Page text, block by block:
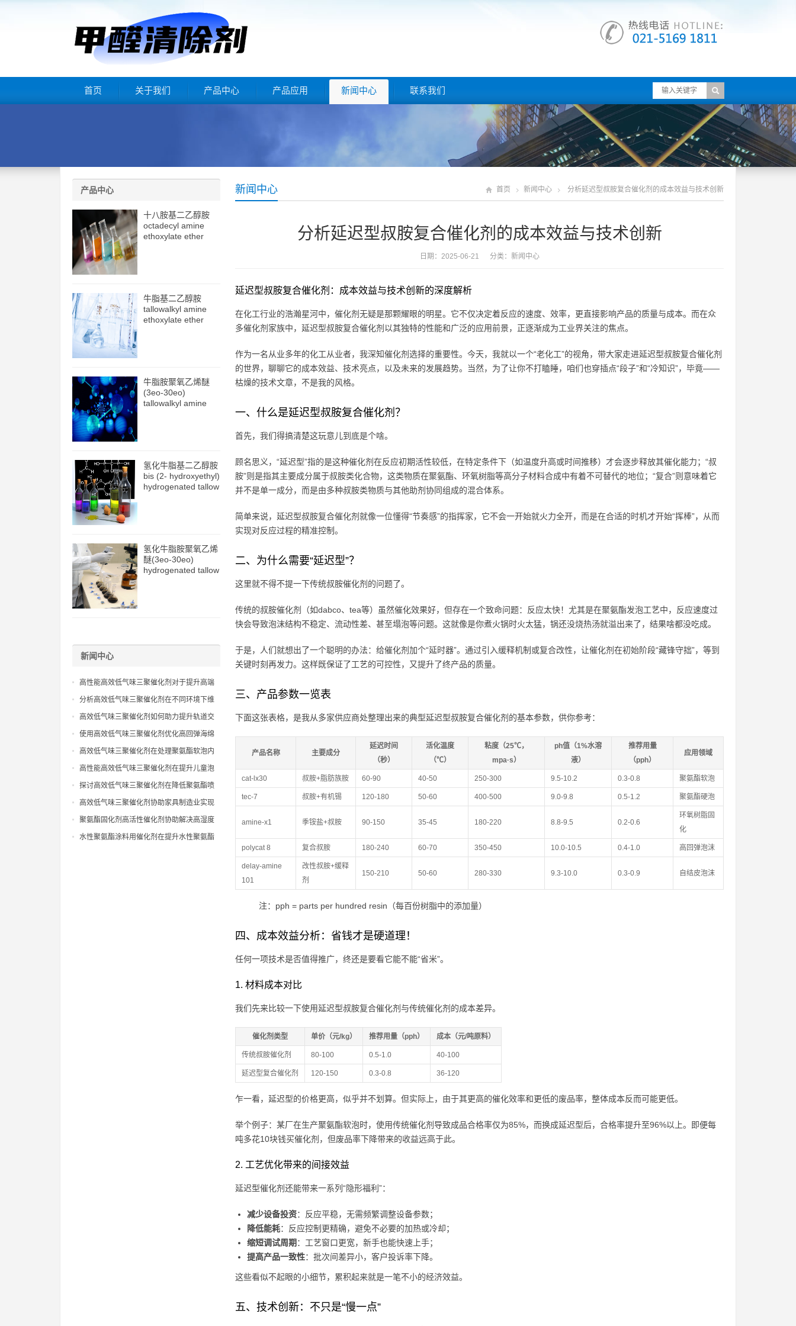
首页 关于我们 产品中心 产品应用 新闻中心 联系我们
新闻中心 首页 新闻中心 分析延迟型叔胺复合催化剂的成本效益与技术创新
分析延迟型叔胺复合催化剂的成本效益与技术创新
日期：2025-06-21 分类： 新闻中心
延迟型叔胺复合催化剂：成本效益与技术创新的深度解析
在化工行业的浩瀚星河中，催化剂无疑是那颗耀眼的明星。它不仅决定着反应的速度、效率，更直接影响产品的质量与成本。而在众
多催化剂家族中，延迟型叔胺复合催化剂以其独特的性能和广泛的应用前景，正逐渐成为工业界关注的焦点。
作为一名从业多年的化工从业者，我深知催化剂选择的重要性。今天，我就以一个“老化工”的视角，带大家走进延迟型叔胺复合催化剂
的世界，聊聊它的成本效益、技术亮点，以及未来的发展趋势。当然，为了让你不打瞌睡，咱们也穿插点“段子”和“冷知识”，毕竟——
枯燥的技术文章，不是我的风格。
一、什么是延迟型叔胺复合催化剂？
首先，我们得搞清楚这玩意儿到底是个啥。
顾名思义，“延迟型”指的是这种催化剂在反应初期活性较低，在特定条件下（如温度升高或时间推移）才会逐步释放其催化能力；“叔
胺”则是指其主要成分属于叔胺类化合物，这类物质在聚氨酯、环氧树脂等高分子材料合成中有着不可替代的地位；“复合”则意味着它
并不是单一成分，而是由多种叔胺类物质与其他助剂协同组成的混合体系。
简单来说，延迟型叔胺复合催化剂就像一位懂得“节奏感”的指挥家，它不会一开始就火力全开，而是在合适的时机才开始“挥棒”，从而
实现对反应过程的精准控制。
二、为什么需要“延迟型”？
这里就不得不提一下传统叔胺催化剂的问题了。
传统的叔胺催化剂（如dabco、tea等）虽然催化效果好，但存在一个致命问题：反应太快！尤其是在聚氨酯发泡工艺中，反应速度过
快会导致泡沫结构不稳定、流动性差、甚至塌泡等问题。这就像是你煮火锅时火太猛，锅还没烧热汤就溢出来了，结果啥都没吃成。
于是，人们就想出了一个聪明的办法：给催化剂加个“延时器”。通过引入缓释机制或复合改性，让催化剂在初始阶段“藏锋守拙”，等到
关键时刻再发力。这样既保证了工艺的可控性，又提升了终产品的质量。
三、产品参数一览表
下面这张表格，是我从多家供应商处整理出来的典型延迟型叔胺复合催化剂的基本参数，供你参考：
产品名称 主要成分
延迟时间
（秒）
活化温度
（℃）
粘度（25℃，
mpa·s）
ph值（1%水溶
液）
推荐用量
（pph）
应用领域
cat-lx30 叔胺+脂肪族胺 60-90 40-50 250-300 9.5-10.2 0.3-0.8 聚氨酯软泡
tec-7 叔胺+有机锡 120-180 50-60 400-500 9.0-9.8 0.5-1.2 聚氨酯硬泡
amine-x1 季铵盐+叔胺 90-150 35-45 180-220 8.8-9.5 0.2-0.6
环氧树脂固
化
polycat 8 复合叔胺 180-240 60-70 350-450 10.0-10.5 0.4-1.0 高回弹泡沫
delay-amine
101
改性叔胺+缓释
剂
150-210 50-60 280-330 9.3-10.0 0.3-0.9 自结皮泡沫
注：pph = parts per hundred resin（每百份树脂中的添加量）
四、成本效益分析：省钱才是硬道理！
任何一项技术是否值得推广，终还是要看它能不能“省米”。
1. 材料成本对比
我们先来比较一下使用延迟型叔胺复合催化剂与传统催化剂的成本差异。
催化剂类型 单价（元/kg） 推荐用量（pph） 成本（元/吨原料）
传统叔胺催化剂 80-100 0.5-1.0 40-100
延迟型复合催化剂 120-150 0.3-0.8 36-120
乍一看，延迟型的价格更高，似乎并不划算。但实际上，由于其更高的催化效率和更低的废品率，整体成本反而可能更低。
举个例子：某厂在生产聚氨酯软泡时，使用传统催化剂导致成品合格率仅为85%，而换成延迟型后，合格率提升至96%以上。即便每
吨多花10块钱买催化剂，但废品率下降带来的收益远高于此。
2. 工艺优化带来的间接效益
延迟型催化剂还能带来一系列“隐形福利”：
减少设备投资：反应平稳，无需频繁调整设备参数；
降低能耗：反应控制更精确，避免不必要的加热或冷却；
缩短调试周期 ：工艺窗口更宽，新手也能快速上手；
提高产品一致性：批次间差异小，客户投诉率下降。
这些看似不起眼的小细节，累积起来就是一笔不小的经济效益。
五、技术创新：不只是“慢一点”
产品中心
十八胺基二乙醇胺
octadecyl amine
ethoxylate ether
牛脂基二乙醇胺
tallowalkyl amine
ethoxylate ether
牛脂胺聚氧乙烯醚
(3eo-30eo)
tallowalkyl amine
氢化牛脂基二乙醇胺
bis (2- hydroxyethyl)
hydrogenated tallow
氢化牛脂胺聚氧乙烯
醚(3eo-30eo)
hydrogenated tallow
新闻中心
高性能高效低气味三聚催化剂对于提升高端
聚氨酯复合材料环保级别效能
分析高效低气味三聚催化剂在不同环境下维
持催化性能且保证气味控制表现
高效低气味三聚催化剂如何助力提升轨道交
通聚氨酯内饰件的室内空气质量
使用高效低气味三聚催化剂优化高回弹海绵
生产流程并满足严苛环保出口
高效低气味三聚催化剂在处理聚氨酯软泡内
芯异味去除工艺的技术应用指导
高性能高效低气味三聚催化剂在提升儿童泡
沫玩具安全性与触感表现分析
探讨高效低气味三聚催化剂在降低聚氨酯喷
涂硬泡异味影响方面的实际效果
高效低气味三聚催化剂协助家具制造业实现
绿色环保认证的生产工艺升级
聚氨酯固化剂高活性催化剂协助解决高湿度
天气下聚氨酯涂层固化慢痛点
水性聚氨酯涂料用催化剂在提升水性聚氨酯